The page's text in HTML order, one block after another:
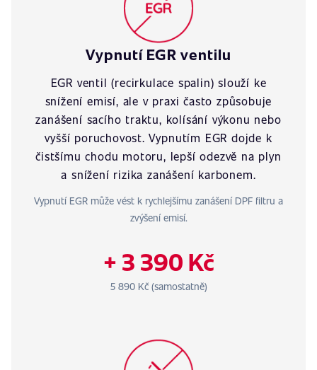
Vypnutí EGR ventilu
EGR ventil (recirkulace spalin) slouží ke
snížení emisí, ale v praxi často způsobuje
zanášení sacího traktu, kolísání výkonu nebo
vyšší poruchovost. Vypnutím EGR dojde k
čistšímu chodu motoru, lepší odezvě na plyn
a snížení rizika zanášení karbonem.
Vypnutí EGR může vést k rychlejšímu zanášení DPF filtru a
zvýšení emisí.
+ 3 390 Kč
5 890 Kč (samostatně)